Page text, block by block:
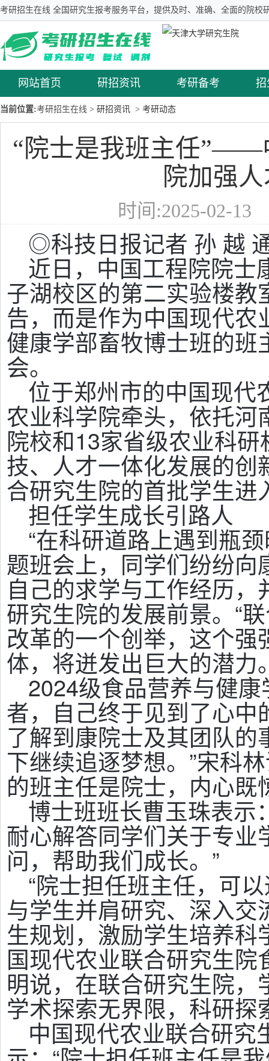
考研招生在线 全国研究生报考服务平台，提供及时、准确、全面的院校
网站首页 研招资讯 考研备考 招
当前位置:考研招生在线 > 研招资讯 > 考研动态
“院士是我班主任”——
院加强
时间:2025-02-
◎科技日报记者 孙 越
近日，中国工程院院士
子湖校区的第二实验楼
告，而是作为中国现代
健康学部畜牧博士班的
会。
位于郑州市的中国现代
农业科学院牵头，依托
院校和13家省级农业科
技、人才一体化发展的
合研究生院的首批学生进
担任学生成长引路人
“在科研道路上遇到瓶
题班会上，同学们纷纷
自己的求学与工作经历
研究生院的发展前景。“
改革的一个创举，这个
体，将迸发出巨大的潜力
2024级食品营养与健
者，自己终于见到了心中
了解到康院士及其团队
下继续追逐梦想。”宋科
的班主任是院士，内心
博士班班长曹玉珠表示
耐心解答同学们关于专
问，帮助我们成长。”
“院士担任班主任，可
与学生并肩研究、深入
生规划，激励学生培养科
国现代农业联合研究生
明说，在联合研究生院
学术探索无界限，科研探
中国现代农业联合研究